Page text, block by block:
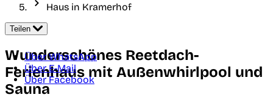
Haus in Kramerhof
Teilen
Über WhatsApp
Über E-Mail
Über Facebook
Wunderschönes Reetdach-
Ferienhaus mit Außenwhirlpool und
Sauna